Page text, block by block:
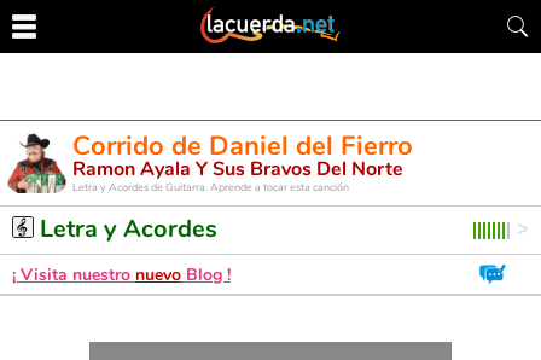
Corrido de Daniel del Fierro
Ramon Ayala Y Sus Bravos Del Norte
Letra y Acordes de Guitarra. Aprende a tocar esta canción
Letra y Acordes
¡ Visita nuestro nuevo Blog !